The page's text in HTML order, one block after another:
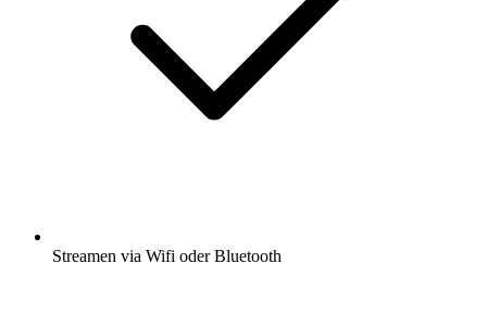
Streamen via Wifi oder Bluetooth